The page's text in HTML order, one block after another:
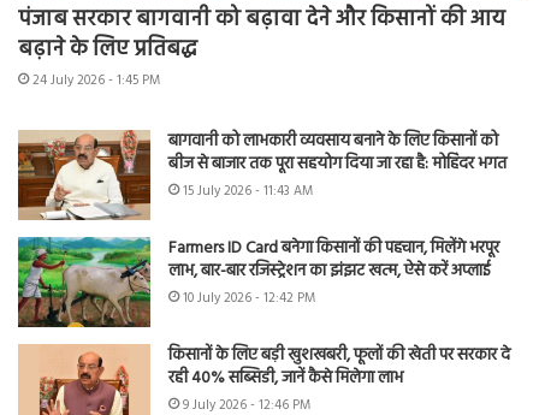
पंजाब सरकार बागवानी को बढ़ावा देने और किसानों की आय
बढ़ाने के लिए प्रतिबद्ध
24 July 2026 - 1:45 PM
बागवानी को लाभकारी व्यवसाय बनाने के लिए किसानों को
बीज से बाजार तक पूरा सहयोग दिया जा रहा है: मोहिंदर भगत
15 July 2026 - 11:43 AM
Farmers ID Card बनेगा किसानों की पहचान, मिलेंगे भरपूर
लाभ, बार-बार रजिस्ट्रेशन का झंझट खत्म, ऐसे करें अप्लाई
10 July 2026 - 12:42 PM
किसानों के लिए बड़ी खुशखबरी, फूलों की खेती पर सरकार दे
रही 40% सब्सिडी, जानें कैसे मिलेगा लाभ
9 July 2026 - 12:46 PM